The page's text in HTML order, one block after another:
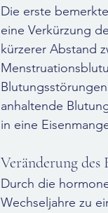
Die erste
eine Verkürzung
kürzerer Abstand
anhaltende
in eine
Veränderung des
Durch die
Wechseljahre zu